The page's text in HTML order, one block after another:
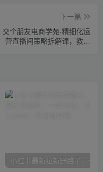
下一篇
交个朋友电商学苑-精细化运
营直播间策略拆解课，教你